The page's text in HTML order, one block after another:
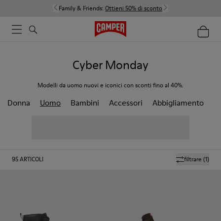
Family & Friends: Ottieni 50% di sconto
Cyber Monday
Modelli da uomo nuovi e iconici con sconti fino al 40%.
Donna Uomo Bambini Accessori Abbigliamento
filtrare (1)
95ARTICOLI